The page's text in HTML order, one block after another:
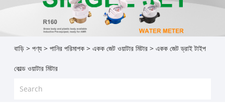
বাড়ি > পণ্য> পানির পরিমাপক> একক জেট ওয়াটার মিটার> একক জেট ড্রাই টাইপ
কোল্ড ওয়াটার মিটার